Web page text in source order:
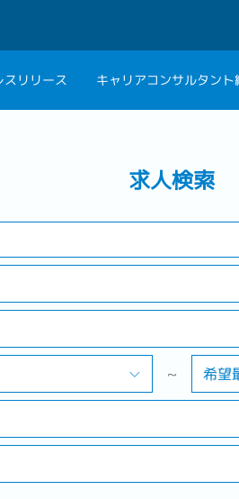
スリリース キャリアコンサルタント
求人検索
~ 希望